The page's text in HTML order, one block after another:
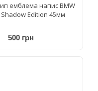
емблема напис BMW
Shadow Edition 45мм
500 грн